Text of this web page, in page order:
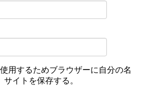
用するためブラウザーに自分の名
イトを保存する。